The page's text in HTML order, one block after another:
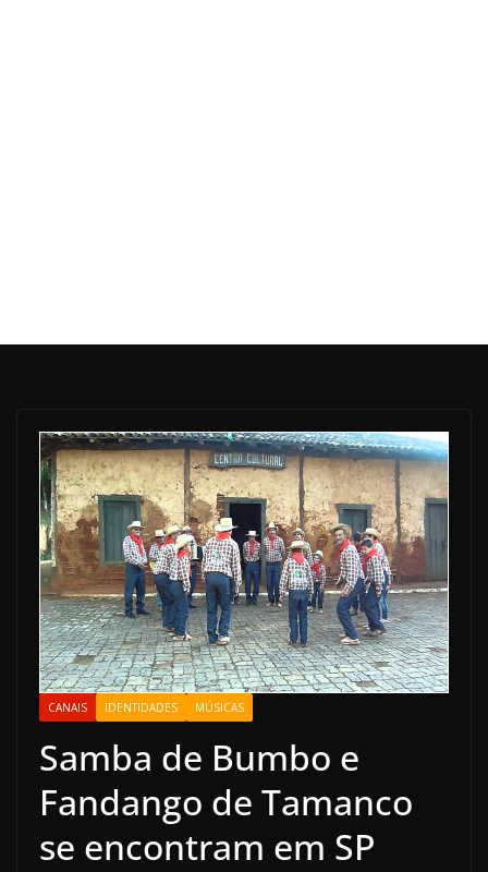
CANAIS IDENTIDADES MÚSICAS
Samba de Bumbo e
Fandango de Tamanco
se encontram em SP